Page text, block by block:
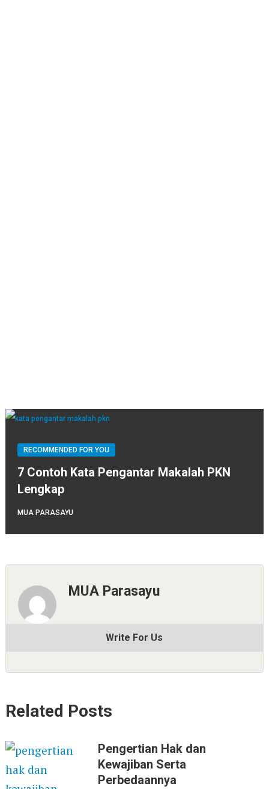
RECOMMENDED FOR YOU
7 Contoh Kata Pengantar Makalah PKN
Lengkap
MUA PARASAYU
MUA Parasayu
Write For Us
Related Posts
Pengertian Hak dan
Kewajiban Serta
Perbedaannya